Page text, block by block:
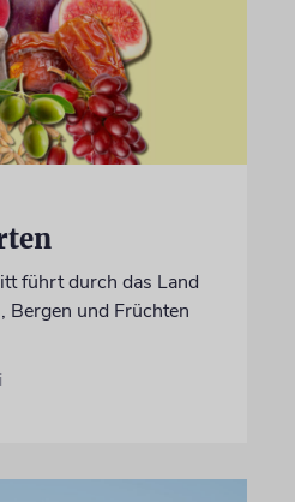
führt durch das Land
Bergen und Früchten